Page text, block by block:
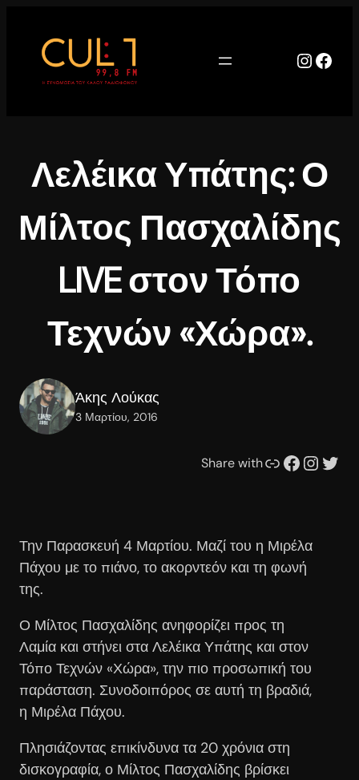
περιεχόμενο
Λελέικα Υπάτης: Ο
Μίλτος Πασχαλίδης
LIVE στον Τόπο
Τεχνών «Χώρα».
Άκης Λούκας
3 Μαρτίου, 2016
Share withΣυνδέσμου Facebook Instagram Twitter
Την Παρασκευή 4 Μαρτίου. Μαζί του η Μιρέλα
Πάχου με το πιάνο, το ακορντεόν και τη φωνή
της.
Ο Μίλτος Πασχαλίδης ανηφορίζει προς τη
Λαμία και στήνει στα Λελέικα Υπάτης και στον
Τόπο Τεχνών «Χώρα», την πιο προσωπική του
παράσταση. Συνοδοιπόρος σε αυτή τη βραδιά,
η Μιρέλα Πάχου.
Πλησιάζοντας επικίνδυνα τα 20 χρόνια στη
δισκογραφία, ο Μίλτος Πασχαλίδης βρίσκει